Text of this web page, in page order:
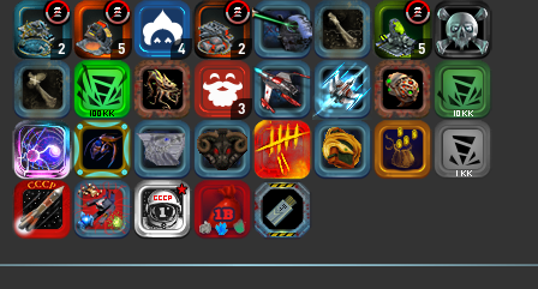
2 5 4 2 5
3